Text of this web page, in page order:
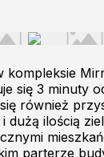
się 3 minuty
również
dużą ilością
parterze